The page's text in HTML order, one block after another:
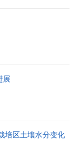
展
培区土壤水分变化